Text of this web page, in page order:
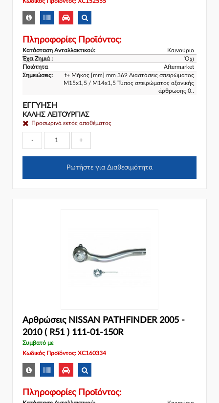
Πληροφορίες Προϊόντος:
Κατάσταση Ανταλλακτικού:
Καινούριο
Έχει Ζημιά :
Όχι
Ποιότητα
Aftermarket
Σημειώσεις:
t+ Μήκος [mm] mm 369 Διαστάσεις σπειρώματος
M15x1,5 / M14x1,5 Τύπος σπειρώματος αξονικής
άρθρωσης 0..
ΕΓΓΎΗΣΗ
ΚΑΛΗΣ ΛΕΙΤΟΥΡΓΙΑΣ
Προσωρινά εκτός αποθέματος
- +
Ρωτήστε για Διαθεσιμότητα
Αρθρώσεις NISSAN PATHFINDER 2005 -
2010 ( R51 ) 111-01-150R
Συμβατό με
Κωδικός Προϊόντος: XC160334
Πληροφορίες Προϊόντος: